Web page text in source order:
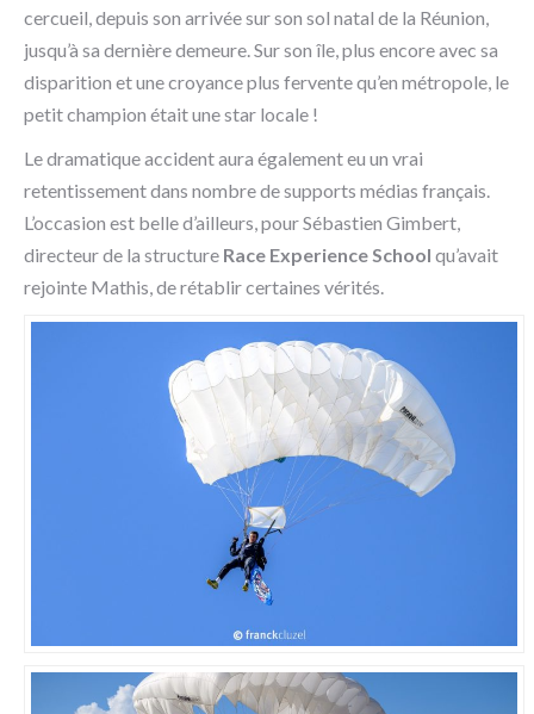
cercueil, depuis son arrivée sur son sol natal de la Réunion,
jusqu’à sa dernière demeure. Sur son île, plus encore avec sa
disparition et une croyance plus fervente qu’en métropole, le
petit champion était une star locale !
Le dramatique accident aura également eu un vrai
retentissement dans nombre de supports médias français.
L’occasion est belle d’ailleurs, pour Sébastien Gimbert,
directeur de la structure Race Experience School qu’avait
rejointe Mathis, de rétablir certaines vérités.